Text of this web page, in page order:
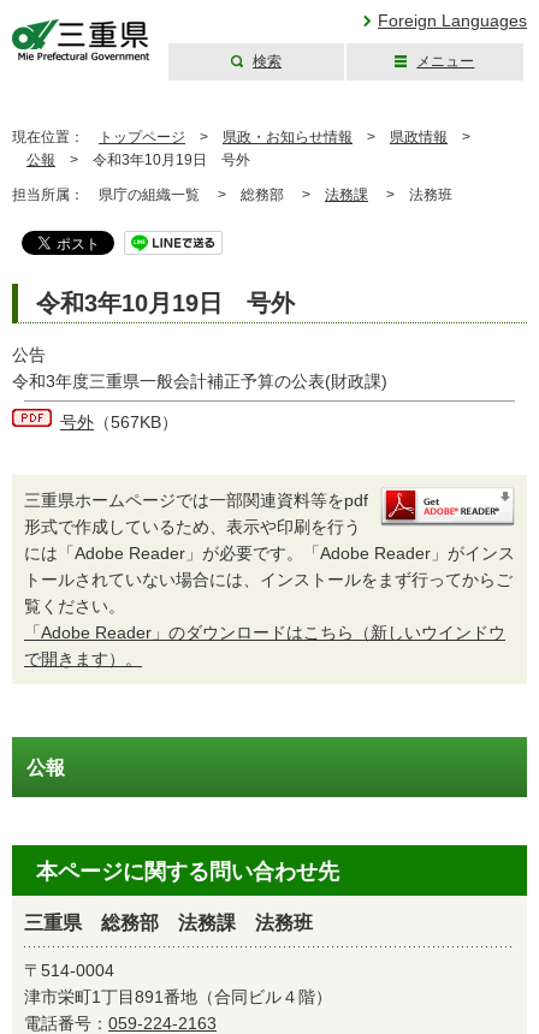
Foreign Languages
検索 メニュー
現在位置： トップページ > 県政・お知らせ情報 > 県政情報 >
公報 > 令和3年10月19日 号外
担当所属： 県庁の組織一覧 > 総務部 > 法務課 > 法務班
令和3年10月19日 号外
公告
令和3年度三重県一般会計補正予算の公表(財政課)
号外 （567KB）
三重県ホームページでは一部関連資料等をpdf
形式で作成しているため、表示や印刷を行う
には「Adobe Reader」が必要です。「Adobe Reader」がインス
トールされていない場合には、インストールをまず行ってからご
覧ください。
「Adobe Reader」のダウンロードはこちら（新しいウインドウ
で開きます）。
公報
本ページに関する問い合わせ先
三重県 総務部 法務課 法務班
〒514-0004
津市栄町1丁目891番地（合同ビル４階）
電話番号： 059-224-2163